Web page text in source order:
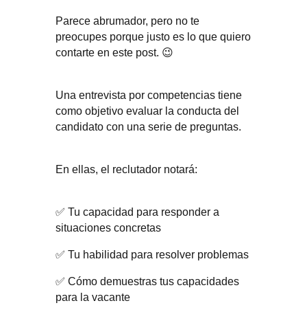
Parece abrumador, pero no te
preocupes porque justo es lo que quiero
contarte en este post. 😉
Una entrevista por competencias tiene
como objetivo evaluar la conducta del
candidato con una serie de preguntas.
En ellas, el reclutador notará:
✅ Tu capacidad para responder a
situaciones concretas
✅ Tu habilidad para resolver problemas
✅ Cómo demuestras tus capacidades
para la vacante